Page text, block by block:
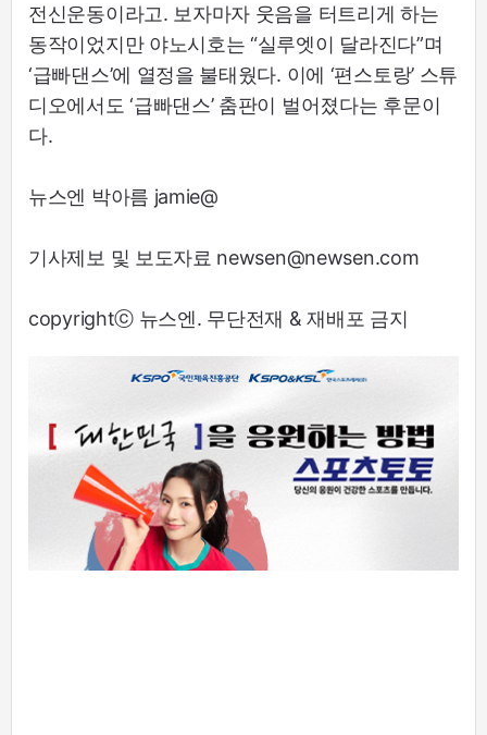
전신운동이라고. 보자마자 웃음을 터트리게 하는
동작이었지만 야노시호는 “실루엣이 달라진다”며
‘급빠댄스’에 열정을 불태웠다. 이에 ‘편스토랑’ 스튜
디오에서도 ‘급빠댄스’ 춤판이 벌어졌다는 후문이
다.
뉴스엔 박아름 jamie@
기사제보 및 보도자료 newsen@newsen.com
copyrightⓒ 뉴스엔. 무단전재 & 재배포 금지